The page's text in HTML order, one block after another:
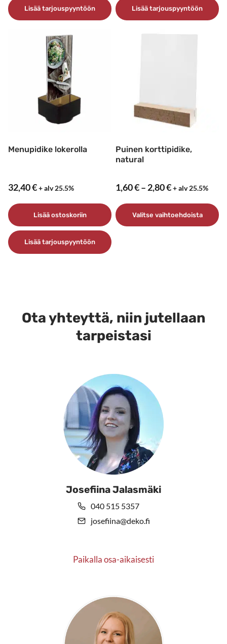
Lisää tarjouspyyntöön Lisää tarjouspyyntöön
Menupidike lokerolla
32,40€+ alv 25.5%
Lisää ostoskoriin
Lisää tarjouspyyntöön
Puinen korttipidike,
natural
1,60€– 2,80€Hintaluokka:
–
2,80 €
+ alv 25.5%
Valitse vaihtoehdoista
tehdä
valinnat
tuotteen
Ota yhteyttä, niin jutellaan
tarpeistasi
Josefiina Jalasmäki
040 515 5357
josefiina@deko.fi
Paikalla osa-aikaisesti